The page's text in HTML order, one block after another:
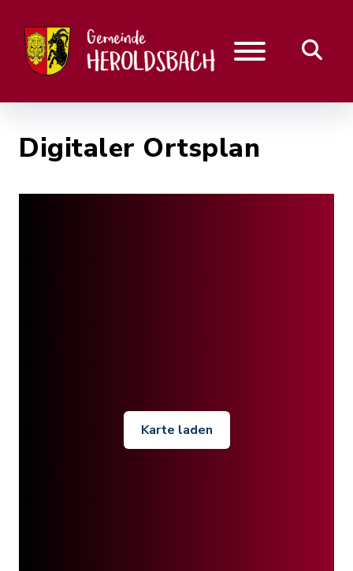
Digitaler Ortsplan
Karte laden